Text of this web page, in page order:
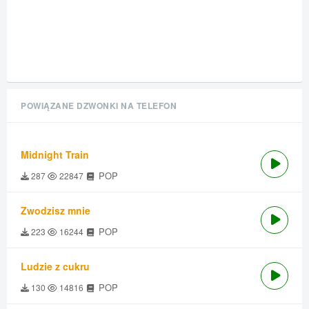
POWIĄZANE DZWONKI NA TELEFON
Midnight Train
287 22847 POP
Zwodzisz mnie
223 16244 POP
Ludzie z cukru
130 14816 POP